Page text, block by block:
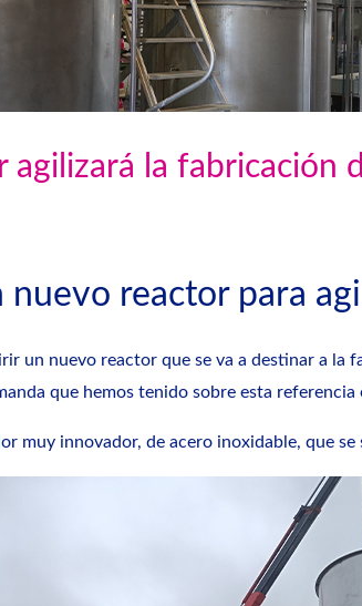
agilizará la fabricación
nuevo reactor para
un nuevo reactor que se va a destinar a la
que hemos tenido sobre esta referencia
muy innovador, de acero inoxidable, que